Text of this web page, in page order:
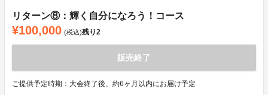
リターン⑧：輝く自分になろう！コース
¥100,000 (税込)残り2
販売終了
ご提供予定時期：大会終了後、約6ヶ月以内にお届け予定